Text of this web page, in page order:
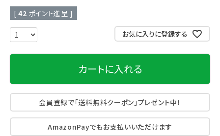
[ 42 ポイント進呈 ]
お気に入りに登録する
カートに入れる
会員登録で「送料無料クーポン」プレゼント中！
AmazonPayでもお支払いいただけます